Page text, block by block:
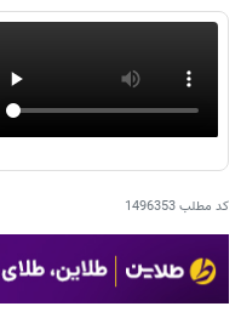
کد مطلب1496353